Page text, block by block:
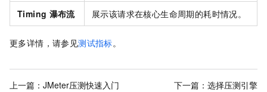
Timing 瀑布流 展示该请求在核心生命周期的耗时情况。
更多详情，请参见测试指标。
上一篇： JMeter压测快速入门 下一篇： 选择压测引擎